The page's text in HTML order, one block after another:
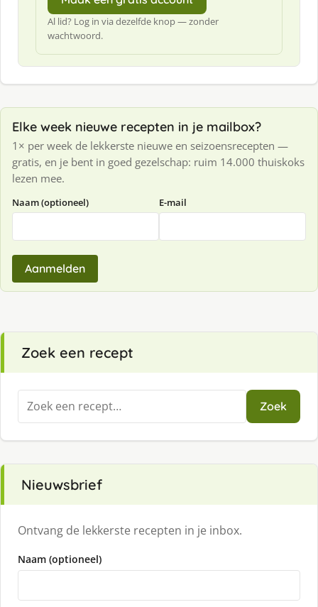
Al lid? Log in via dezelfde knop — zonder
wachtwoord.
Elke week nieuwe recepten in je mailbox?
1× per week de lekkerste nieuwe en seizoensrecepten —
gratis, en je bent in goed gezelschap: ruim 14.000 thuiskoks
lezen mee.
Naam (optioneel) E-mail
Aanmelden
Zoek een recept
Zoeken
naar:
Zoek
Nieuwsbrief
Ontvang de lekkerste recepten in je inbox.
Naam (optioneel)